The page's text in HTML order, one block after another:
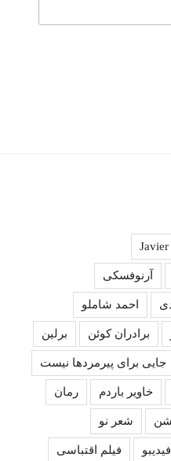
Javier
آرنوفسکی
احمد شاملو
برادران کوئن برلین
جایی برای پیرمردها نیست
خاویر باردم رمان
شعر نو
فیدیبو فیلم اقتباسی